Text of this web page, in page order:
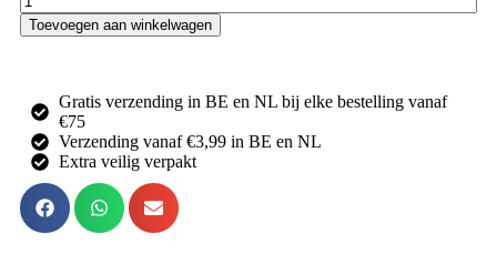
Toevoegen aan winkelwagen
Gratis verzending in BE en NL bij elke bestelling vanaf
€75
Verzending vanaf €3,99 in BE en NL
Extra veilig verpakt